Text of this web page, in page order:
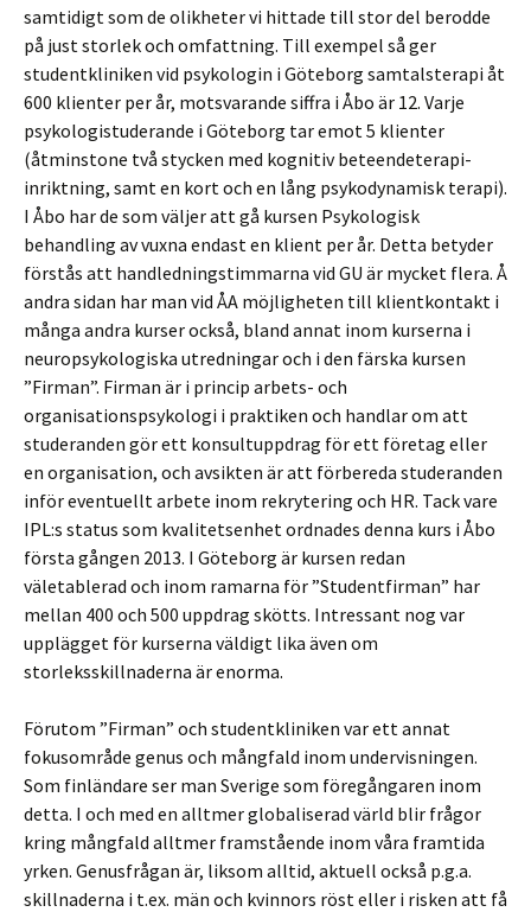
samtidigt som de olikheter vi hittade till stor del berodde
på just storlek och omfattning. Till exempel så ger
studentkliniken vid psykologin i Göteborg samtalsterapi åt
600 klienter per år, motsvarande siffra i Åbo är 12. Varje
psykologistuderande i Göteborg tar emot 5 klienter
(åtminstone två stycken med kognitiv beteendeterapi-
inriktning, samt en kort och en lång psykodynamisk terapi).
I Åbo har de som väljer att gå kursen Psykologisk
behandling av vuxna endast en klient per år. Detta betyder
förstås att handledningstimmarna vid GU är mycket flera. Å
andra sidan har man vid ÅA möjligheten till klientkontakt i
många andra kurser också, bland annat inom kurserna i
neuropsykologiska utredningar och i den färska kursen
”Firman”. Firman är i princip arbets- och
organisationspsykologi i praktiken och handlar om att
studeranden gör ett konsultuppdrag för ett företag eller
en organisation, och avsikten är att förbereda studeranden
inför eventuellt arbete inom rekrytering och HR. Tack vare
IPL:s status som kvalitetsenhet ordnades denna kurs i Åbo
första gången 2013. I Göteborg är kursen redan
väletablerad och inom ramarna för ”Studentfirman” har
mellan 400 och 500 uppdrag skötts. Intressant nog var
upplägget för kurserna väldigt lika även om
storleksskillnaderna är enorma.
Förutom ”Firman” och studentkliniken var ett annat
fokusområde genus och mångfald inom undervisningen.
Som finländare ser man Sverige som föregångaren inom
detta. I och med en alltmer globaliserad värld blir frågor
kring mångfald alltmer framstående inom våra framtida
yrken. Genusfrågan är, liksom alltid, aktuell också p.g.a.
skillnaderna i t.ex. män och kvinnors röst eller i risken att få